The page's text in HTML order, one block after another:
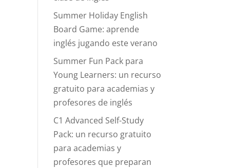
Summer Holiday English
Board Game: aprende
inglés jugando este verano
Summer Fun Pack para
Young Learners: un recurso
gratuito para academias y
profesores de inglés
C1 Advanced Self-Study
Pack: un recurso gratuito
para academias y
profesores que preparan